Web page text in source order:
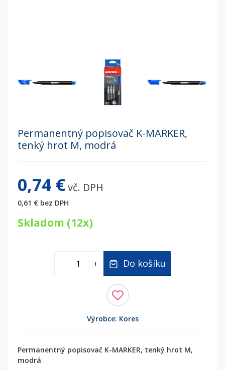
Permanentný popisovač K-MARKER,
tenký hrot M, modrá
0,74 €vč. DPH
0,61 € bez DPH
Skladom (12x)
- + Do košíku
Výrobce: Kores
Permanentný popisovač K-MARKER, tenký hrot M,
modrá